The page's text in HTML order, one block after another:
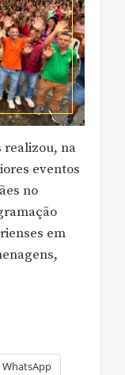
realizou, na
eventos
no
em
WhatsApp